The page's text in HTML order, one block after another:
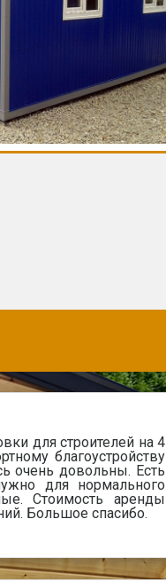
для строителей на 4
благоустройству
очень довольны. Есть
для нормального
Стоимость аренды
Большое спасибо.